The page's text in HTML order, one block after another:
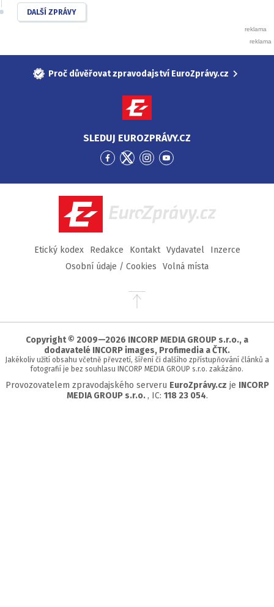
DALŠÍ ZPRÁVY
Proč důvěřovat zpravodajství EuroZprávy.cz
SLEDUJ EUROZPRÁVY.CZ
Přejít
Facebook
Přejít
Twitter
Přejít
Instagram
Přejít
YouTube
EuroZprávy.cz
Etický kodex Redakce Kontakt Vydavatel
Inzerce
Osobní údaje / Cookies
Volná místa
Přejít
stránky
Copyright © 2009—2026 INCORP MEDIA GROUP s.r.o., a
dodavatelé INCORP images, Profimedia a ČTK.
Jakékoliv užití obsahu včetně převzetí, šíření či dalšího zpřístupňování článků a
fotografií je bez souhlasu INCORP MEDIA GROUP s.r.o. zakázáno.
Provozovatelem zpravodajského serveru EuroZprávy.cz je INCORP
MEDIA GROUP s.r.o. , IC: 118 23 054.